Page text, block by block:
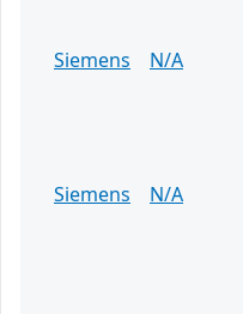
Siemens
N/A
Siemens
N/A